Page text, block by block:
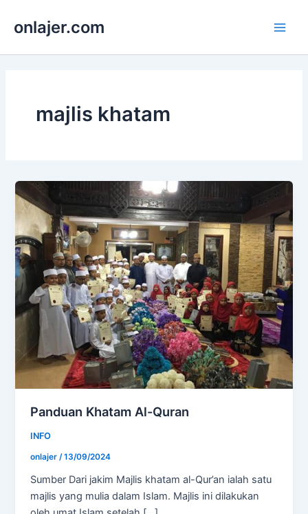
onlajer.com
majlis khatam
Panduan Khatam Al-Quran
INFO
onlajer/13/09/2024
Sumber Dari jakim Majlis khatam al-Qur’an ialah satu
majlis yang mulia dalam Islam. Majlis ini dilakukan